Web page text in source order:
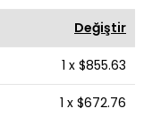
Değiştir
1 x $855.63
1 x $672.76